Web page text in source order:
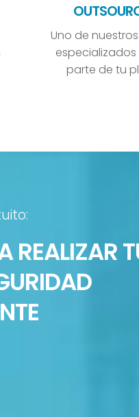
Uno de
parte de tu
REALIZAR